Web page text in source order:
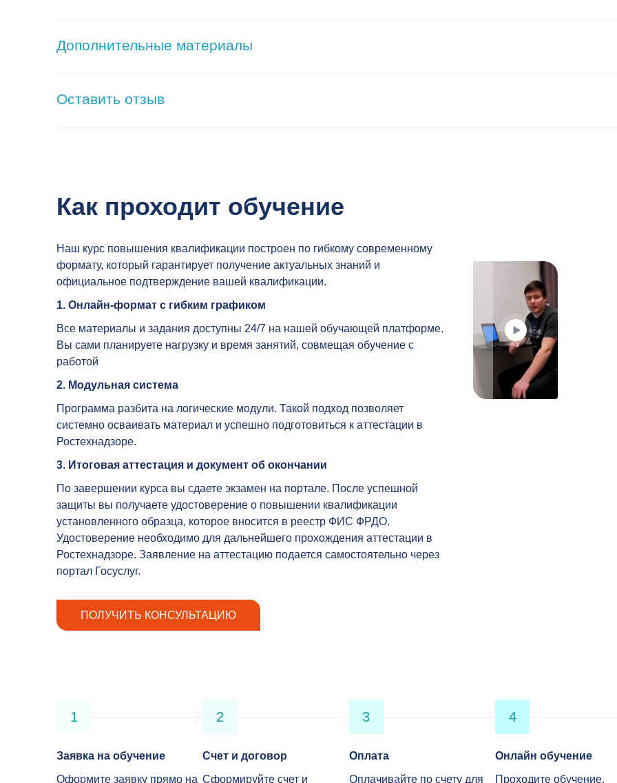
Дополнительные материалы
Оставить отзыв
Как проходит обучение
Наш курс повышения квалификации построен по гибкому современному
формату, который гарантирует получение актуальных знаний и
официальное подтверждение вашей квалификации.
1. Онлайн-формат с гибким графиком
Все материалы и задания доступны 24/7 на нашей обучающей платформе.
Вы сами планируете нагрузку и время занятий, совмещая обучение с
работой
2. Модульная система
Программа разбита на логические модули. Такой подход позволяет
системно осваивать материал и успешно подготовиться к аттестации в
Ростехнадзоре.
3. Итоговая аттестация и документ об окончании
По завершении курса вы сдаете экзамен на портале. После успешной
защиты вы получаете удостоверение о повышении квалификации
установленного образца, которое вносится в реестр ФИС ФРДО.
Удостоверение необходимо для дальнейшего прохождения аттестации в
Ростехнадзоре. Заявление на аттестацию подается самостоятельно через
портал Госуслуг.
ПОЛУЧИТЬ КОНСУЛЬТАЦИЮ
1
Заявка на обучение
Оформите заявку прямо на
2
Счет и договор
Сформируйте счет и
3
Оплата
Оплачивайте по счету для
4
Онлайн обучение
Проходите обучение,